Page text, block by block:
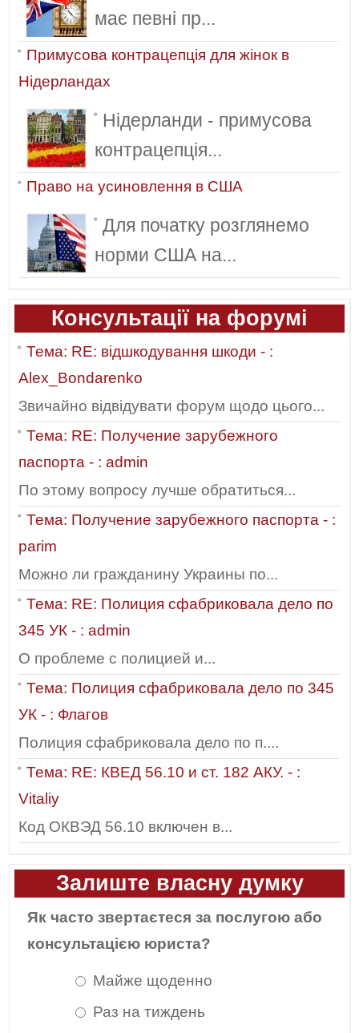
має певні пр...
Примусова контрацепція для жінок в
Нідерландах
Нідерланди - примусова
контрацепція...
Право на усиновлення в США
Для початку розглянемо
норми США на...
Консультації на форумі
Тема: RE: відшкодування шкоди - :
Alex_Bondarenko
Звичайно відвідувати форум щодо цього...
Тема: RE: Получение зарубежного
паспорта - : admin
По этому вопросу лучше обратиться...
Тема: Получение зарубежного паспорта - :
parim
Можно ли гражданину Украины по...
Тема: RE: Полиция сфабриковала дело по
345 УК - : admin
О проблеме с полицией и...
Тема: Полиция сфабриковала дело по 345
УК - : Флагов
Полиция сфабриковала дело по п....
Тема: RE: КВЕД 56.10 и ст. 182 АКУ. - :
Vitaliy
Код ОКВЭД 56.10 включен в...
Залиште власну думку
Як часто звертаєтеся за послугою або
консультацією юриста?
Майже щоденно
Раз на тиждень